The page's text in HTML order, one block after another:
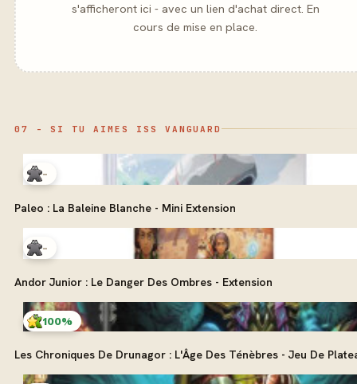
s'afficheront ici - avec un lien d'achat direct. En
cours de mise en place.
07 - SI TU AIMES ISS VANGUARD
-
Paleo : La Baleine Blanche - Mini Extension
-
Andor Junior : Le Danger Des Ombres - Extension
100%
Les Chroniques De Drunagor : L'Âge Des Ténèbres - Jeu De